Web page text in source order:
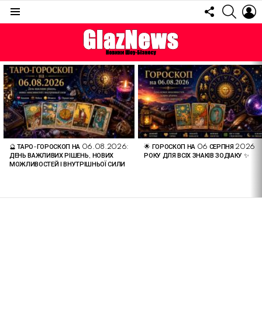
FOLLOW
US
ОСТАННІ
СТАТТІ
🔮 ТАРО-ГОРОСКОП НА 06.08.2026:
ДЕНЬ ВАЖЛИВИХ РІШЕНЬ, НОВИХ
МОЖЛИВОСТЕЙ І ВНУТРІШНЬОЇ СИЛИ
🌟 ГОРОСКОП НА 06 СЕРПНЯ 2026
РОКУ ДЛЯ ВСІХ ЗНАКІВ ЗОДІАКУ ✨